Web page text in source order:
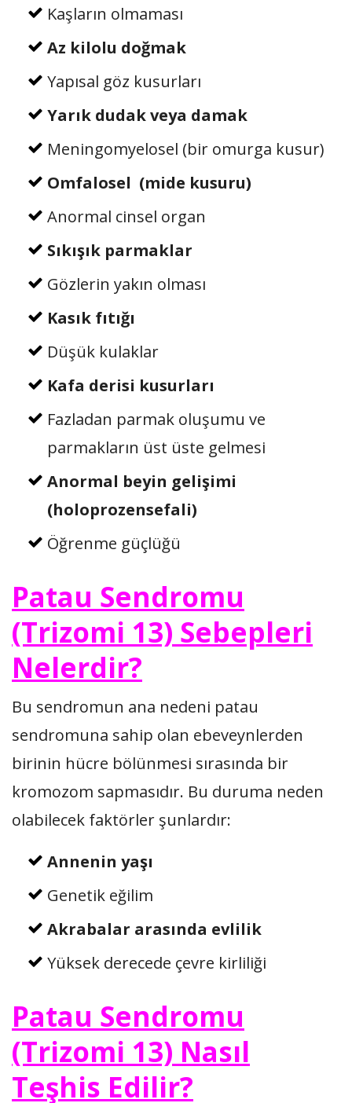
Kaşların olmaması
Az kilolu doğmak
Yapısal göz kusurları
Yarık dudak veya damak
Meningomyelosel (bir omurga kusur)
Omfalosel (mide kusuru)
Anormal cinsel organ
Sıkışık parmaklar
Gözlerin yakın olması
Kasık fıtığı
Düşük kulaklar
Kafa derisi kusurları
Fazladan parmak oluşumu ve
parmakların üst üste gelmesi
Anormal beyin gelişimi
(holoprozensefali)
Öğrenme güçlüğü
Patau Sendromu
(Trizomi 13) Sebepleri
Nelerdir?
Bu sendromun ana nedeni patau
sendromuna sahip olan ebeveynlerden
birinin hücre bölünmesi sırasında bir
kromozom sapmasıdır. Bu duruma neden
olabilecek faktörler şunlardır:
Annenin yaşı
Genetik eğilim
Akrabalar arasında evlilik
Yüksek derecede çevre kirliliği
Patau Sendromu
(Trizomi 13) Nasıl
Teşhis Edilir?